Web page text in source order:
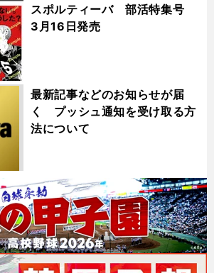
スポルティーバ 部活特集号
3月16日発売
最新記事などのお知らせが届
く プッシュ通知を受け取る方
法について